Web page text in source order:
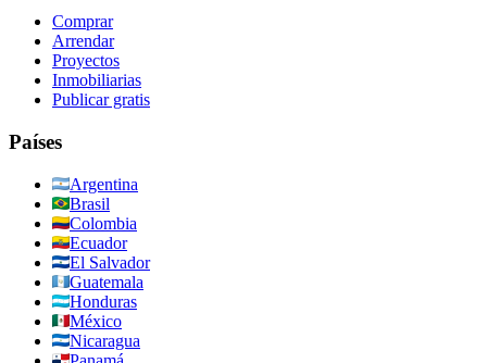
Comprar
Arrendar
Proyectos
Inmobiliarias
Publicar gratis
Países
Argentina
Brasil
Colombia
Ecuador
El Salvador
Guatemala
Honduras
México
Nicaragua